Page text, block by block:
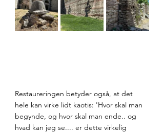
Restaureringen betyder også, at det
hele kan virke lidt kaotis: 'Hvor skal man
begynde, og hvor skal man ende.. og
hvad kan jeg se.... er dette virkelig